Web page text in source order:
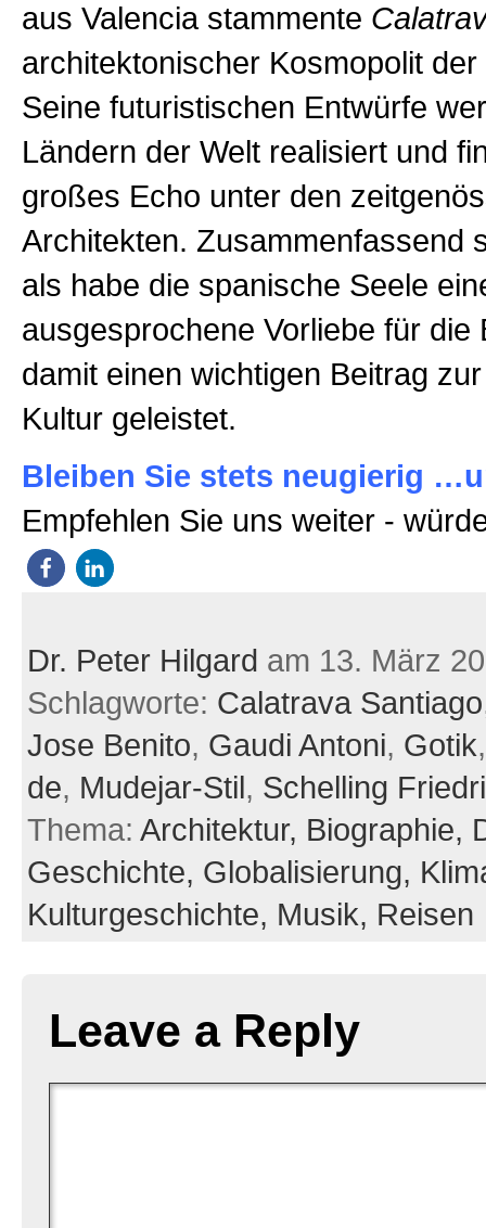
aus Valencia stammente
architektonischer Kosmopolit
Seine futuristischen Entwürfe
Ländern der Welt realisiert und
großes Echo unter den
Architekten. Zusammenfassend
als habe die spanische Seele
ausgesprochene Vorliebe für die
damit einen wichtigen Beitrag
Kultur geleistet.
Bleiben Sie stets neugierig
Empfehlen Sie uns weiter -
Dr. Peter Hilgard am 13. März
Schlagworte: Calatrava Santiago
Jose Benito, Gaudi Antoni, Gotik
de, Mudejar-Stil, Schelling
Thema: Architektur, Biographie,
Geschichte, Globalisierung,
Kulturgeschichte, Musik, Reisen
Leave a Reply